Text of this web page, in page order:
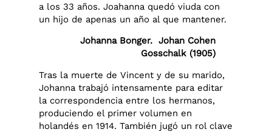
a los 33 años. Joahanna quedó viuda con
un hijo de apenas un año al que mantener.
Johanna Bonger. Johan Cohen
Gosschalk (1905)
Tras la muerte de Vincent y de su marido,
Johanna trabajó intensamente para editar
la correspondencia entre los hermanos,
produciendo el primer volumen en
holandés en 1914. También jugó un rol clave